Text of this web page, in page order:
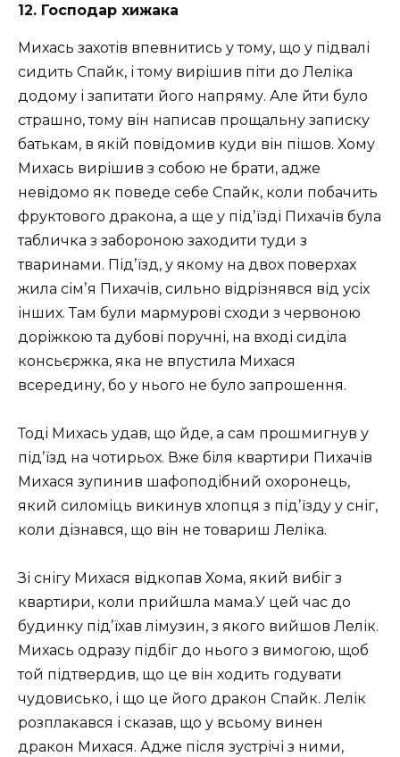
12. Господар хижака
Михась захотів впевнитись у тому, що у підвалі
сидить Спайк, і тому вирішив піти до Леліка
додому і запитати його напряму. Але йти було
страшно, тому він написав прощальну записку
батькам, в якій повідомив куди він пішов. Хому
Михась вирішив з собою не брати, адже
невідомо як поведе себе Спайк, коли побачить
фруктового дракона, а ще у підʼїзді Пихачів була
табличка з забороною заходити туди з
тваринами. Підʼїзд, у якому на двох поверхах
жила сімʼя Пихачів, сильно відрізнявся від усіх
інших. Там були мармурові сходи з червоною
доріжкою та дубові поручні, на вході сиділа
консьєржка, яка не впустила Михася
всередину, бо у нього не було запрошення.
Тоді Михась удав, що йде, а сам прошмигнув у
підʼїзд на чотирьох. Вже біля квартири Пихачів
Михася зупинив шафоподібний охоронець,
який силоміць викинув хлопця з підʼїзду у сніг,
коли дізнався, що він не товариш Леліка.
Зі снігу Михася відкопав Хома, який вибіг з
квартири, коли прийшла мама.У цей час до
будинку підʼїхав лімузин, з якого вийшов Лелік.
Михась одразу підбіг до нього з вимогою, щоб
той підтвердив, що це він ходить годувати
чудовисько, і що це його дракон Спайк. Лелік
розплакався і сказав, що у всьому винен
дракон Михася. Адже після зустрічі з ними,